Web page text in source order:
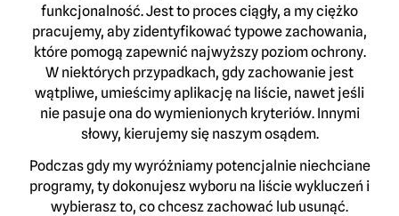
funkcjonalność. Jest to proces ciągły, a my ciężko
pracujemy, aby zidentyfikować typowe zachowania,
które pomogą zapewnić najwyższy poziom ochrony.
W niektórych przypadkach, gdy zachowanie jest
wątpliwe, umieścimy aplikację na liście, nawet jeśli
nie pasuje ona do wymienionych kryteriów. Innymi
słowy, kierujemy się naszym osądem.
Podczas gdy my wyróżniamy potencjalnie niechciane
programy, ty dokonujesz wyboru na liście wykluczeń i
wybierasz to, co chcesz zachować lub usunąć.